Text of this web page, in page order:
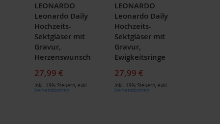
LEONARDO
Leonardo Daily
Hochzeits-
Sektgläser mit
Gravur,
Herzenswunsch
27,99 €
Inkl. 19% Steuern, exkl.
Versandkosten
LEONARDO
Leonardo Daily
Hochzeits-
Sektgläser mit
Gravur,
Ewigkeitsringe
27,99 €
Inkl. 19% Steuern, exkl.
Versandkosten